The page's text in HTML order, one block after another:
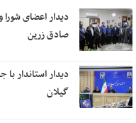
دیدار اعضای شورا
صادق زرین
دیدار استاندار
گیلان